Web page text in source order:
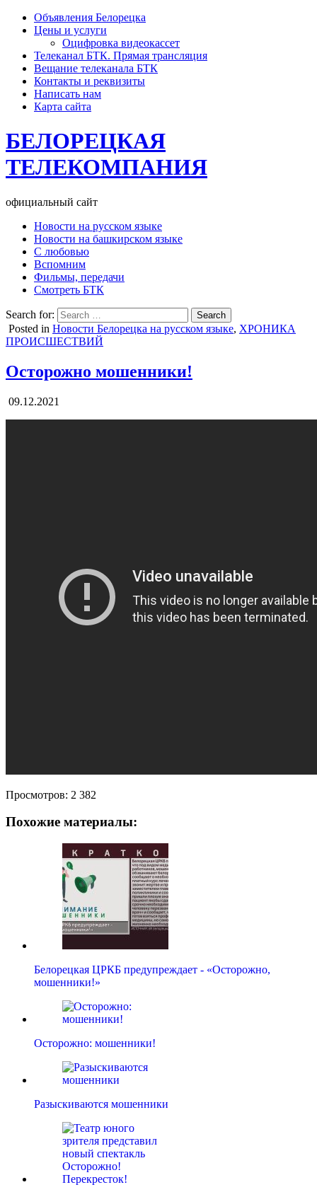
Объявления Белорецка
Цены и услуги
Оцифровка видеокассет
Телеканал БТК. Прямая трансляция
Вещание телеканала БТК
Контакты и реквизиты
Написать нам
Карта сайта
БЕЛОРЕЦКАЯ
ТЕЛЕКОМПАНИЯ
официальный сайт
Новости на русском языке
Новости на башкирском языке
С любовью
Вспомним
Фильмы, передачи
Смотреть БТК
Search for:
Posted in Новости Белорецка на русском языке, ХРОНИКА
ПРОИСШЕСТВИЙ
Осторожно мошенники!
09.12.2021
Просмотров: 2 382
Похожие материалы:
Белорецкая ЦРКБ предупреждает - «Осторожно,
мошенники!»
Осторожно: мошенники!
Разыскиваются мошенники